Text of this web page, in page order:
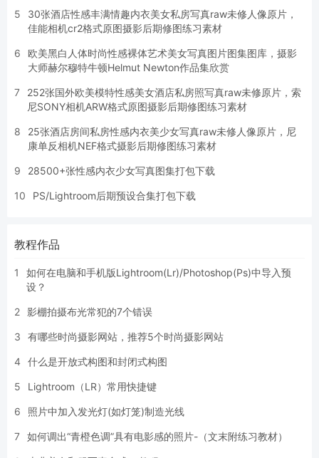
5
30张酒店性感丰满情趣内衣美女私房写真raw未修人像原片，
佳能相机cr2格式原图摄影后期修图练习素材
6
欧美黑白人体时尚性感裸体艺术美女写真图片图集图库，摄影
大师赫尔穆特牛顿Helmut Newton作品集欣赏
7
252张国外欧美模特性感美女酒店私房照写真raw未修原片，索
尼SONY相机ARW格式原图摄影后期修图练习素材
8
25张酒店房间私房性感内衣美少女写真raw未修人像原片，尼
康单反相机NEF格式摄影后期修图练习素材
9 28500+张性感内衣少女写真图集打包下载
10 PS/Lightroom后期预设合集打包下载
教程作品
1
如何在电脑和手机版Lightroom(Lr)/Photoshop(Ps)中导入预
设？
2 影棚拍摄布光常犯的7个错误
3 有哪些时尚摄影网站，推荐5个时尚摄影网站
4 什么是开放式构图和封闭式构图
5 Lightroom（LR）常用快捷键
6 照片中加入发光灯(如灯笼)制造光线
7 如何调出“青橙色调”具有电影感的照片-（文末附练习教材）